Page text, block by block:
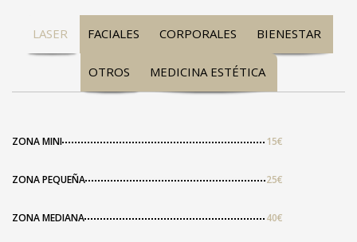
LASER FACIALES CORPORALES BIENESTAR
OTROS MEDICINA ESTÉTICA
ZONA MINI 15€
ZONA PEQUEÑA 25€
ZONA MEDIANA 40€